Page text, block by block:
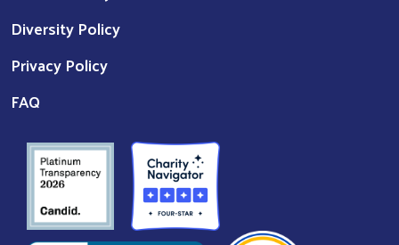
Diversity Policy
Privacy Policy
FAQ